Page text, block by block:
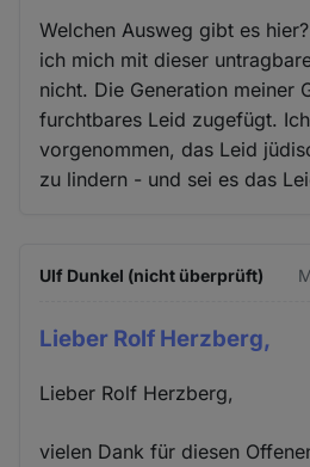
Welchen Ausweg gibt es
ich mich mit dieser
nicht. Die Generation meiner
furchtbares Leid zugefügt.
vorgenommen, das Leid
zu lindern - und sei es das
Ulf Dunkel (nicht überprüft)
Lieber Rolf Herzberg,
Lieber Rolf Herzberg,
vielen Dank für diesen